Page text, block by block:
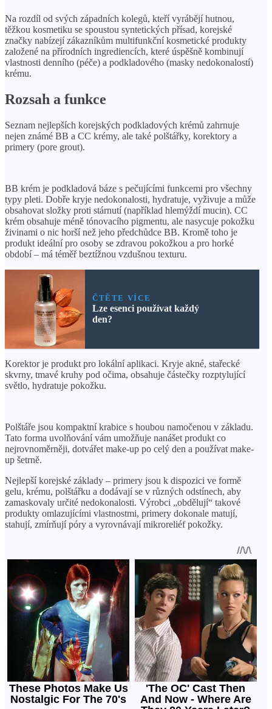
Na rozdíl od svých západních kolegů, kteří vyrábějí hutnou,
těžkou kosmetiku se spoustou syntetických přísad, korejské
značky nabízejí zákazníkům multifunkční kosmetické produkty
založené na přírodních ingrediencích, které úspěšně kombinují
vlastnosti denního (péče) a podkladového (masky nedokonalostí)
krému.
Rozsah a funkce
Seznam nejlepších korejských podkladových krémů zahrnuje
nejen známé BB a CC krémy, ale také polštářky, korektory a
primery (pore grout).
BB krém je podkladová báze s pečujícími funkcemi pro všechny
typy pleti. Dobře kryje nedokonalosti, hydratuje, vyživuje a může
obsahovat složky proti stárnutí (například hlemýždí mucin). CC
krém obsahuje méně tónovacího pigmentu, ale nasycuje pokožku
živinami o nic horší než jeho předchůdce BB. Kromě toho je
produkt ideální pro osoby se zdravou pokožkou a pro horké
období – má téměř beztížnou vzdušnou texturu.
ČTĚTE VÍCE
Lze esenci používat každý
den?
Korektor je produkt pro lokální aplikaci. Kryje akné, stařecké
skvrny, tmavé kruhy pod očima, obsahuje částečky rozptylující
světlo, hydratuje pokožku.
Polštáře jsou kompaktní krabice s houbou namočenou v základu.
Tato forma uvolňování vám umožňuje nanášet produkt co
nejrovnoměrněji, dotvářet make-up po celý den a používat make-
up šetrně.
Nejlepší korejské základy – primery jsou k dispozici ve formě
gelu, krému, polštářku a dodávají se v různých odstínech, aby
zamaskovaly určité nedokonalosti. Výrobci „obdělují“ takové
produkty omlazujícími vlastnostmi, primery dokonale matují,
stahují, zmírňují póry a vyrovnávají mikroreliéf pokožky.